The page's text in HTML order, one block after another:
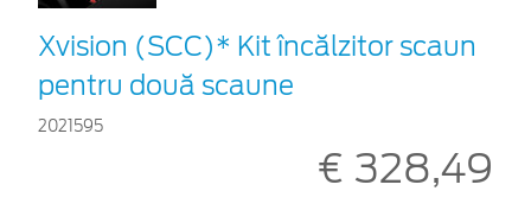
Xvision (SCC)* Kit încălzitor scaun
pentru două scaune
2021595
€ 328,49